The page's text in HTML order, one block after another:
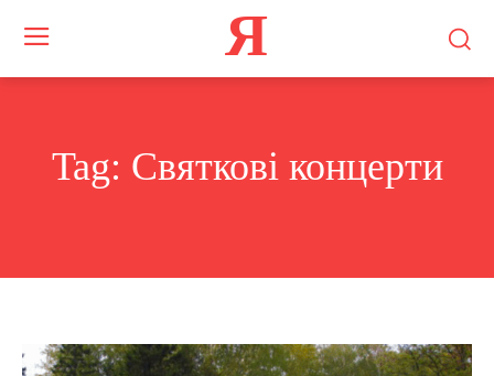
Я
Tag: Святкові концерти